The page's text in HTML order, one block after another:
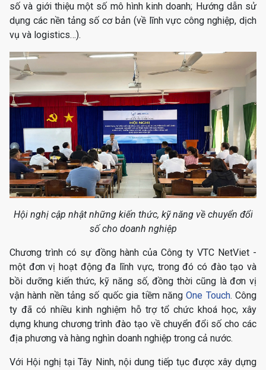
số và giới thiệu một số mô hình kinh doanh; Hướng dẫn sử
dụng các nền tảng số cơ bản (về lĩnh vực công nghiệp, dịch
vụ và logistics…).
Hội nghị cập nhật những kiến thức, kỹ năng về chuyển đổi
số cho doanh nghiệp
Chương trình có sự đồng hành của Công ty VTC NetViet -
một đơn vị hoạt động đa lĩnh vực, trong đó có đào tạo và
bồi dưỡng kiến thức, kỹ năng số, đồng thời cũng là đơn vị
vận hành nền tảng số quốc gia tiềm năngOne Touch. Công
ty đã có nhiều kinh nghiệm hỗ trợ tổ chức khoá học, xây
dựng khung chương trình đào tạo về chuyển đổi số cho các
địa phương và hàng nghìn doanh nghiệp trong cả nước.
Với Hội nghị tại Tây Ninh, nội dung tiếp tục được xây dựng